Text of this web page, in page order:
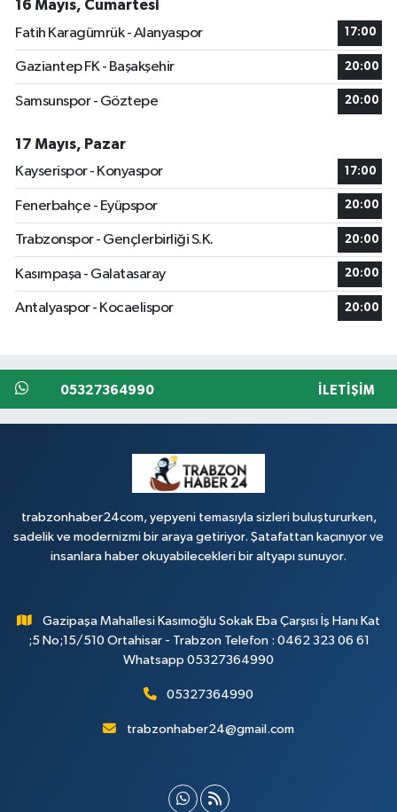
16 Mayıs, Cumartesi
Fatih Karagümrük - Alanyaspor
17:00
Gaziantep FK - Başakşehir 20:00
Samsunspor - Göztepe 20:00
17 Mayıs, Pazar
Kayserispor - Konyaspor
17:00
Fenerbahçe - Eyüpspor 20:00
Trabzonspor - Gençlerbirliği S.K. 20:00
Kasımpaşa - Galatasaray 20:00
Antalyaspor - Kocaelispor 20:00
05327364990 İLETIŞIM
trabzonhaber24com, yepyeni temasıyla sizleri buluştururken,
sadelik ve modernizmi bir araya getiriyor. Şatafattan kaçınıyor ve
insanlara haber okuyabilecekleri bir altyapı sunuyor.
Gazipaşa Mahallesi Kasımoğlu Sokak Eba Çarşısı İş Hanı Kat
;5 No;15/510 Ortahisar - Trabzon Telefon : 0462 323 06 61
Whatsapp 05327364990
05327364990
trabzonhaber24@gmail.com